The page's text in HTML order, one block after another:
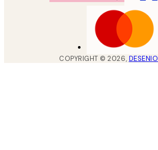
COPYRIGHT ©2026, DESENIO